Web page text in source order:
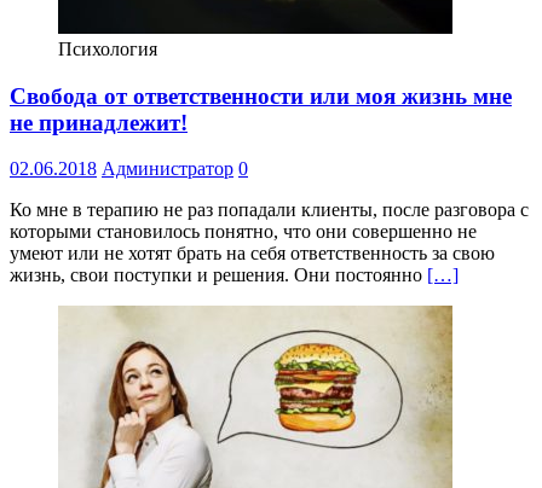
Психология
Свобода от ответственности или моя жизнь мне
не принадлежит!
02.06.2018 Администратор 0
Ко мне в терапию не раз попадали клиенты, после разговора с
которыми становилось понятно, что они совершенно не
умеют или не хотят брать на себя ответственность за свою
жизнь, свои поступки и решения. Они постоянно […]